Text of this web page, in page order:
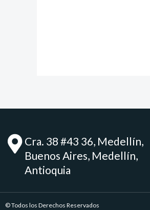
Cra. 38 #43 36, Medellín,
Buenos Aires, Medellín,
Antioquia
© Todos los Derechos Reservados